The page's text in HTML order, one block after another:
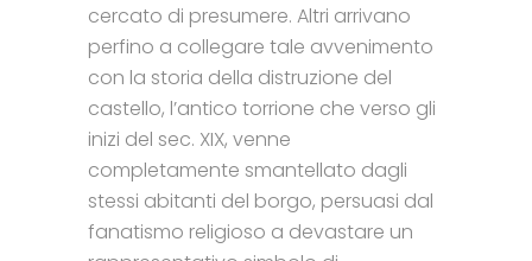
cercato di presumere. Altri arrivano
perfino a collegare tale avvenimento
con la storia della distruzione del
castello, l’antico torrione che verso gli
inizi del sec. XIX, venne
completamente smantellato dagli
stessi abitanti del borgo, persuasi dal
fanatismo religioso a devastare un